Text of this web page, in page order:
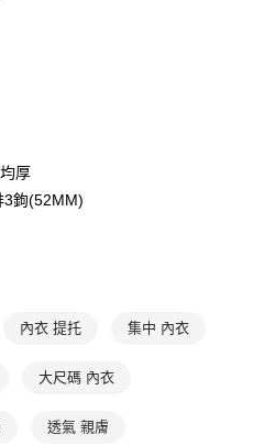
」後，將跳轉至「AFTEE先享後付」
，即可完成結帳。
此簡訊中的連結，可透過四大超商／
，方視為交易完成。
繳費，但若您需要取消訂單，請聯絡
單仍視為有效，需透過AFTEE先享
」之結帳頁面顯示為準，若有關於
「AFTEE先享後付」服務完成之交
配客嘉循環箱包裝寄出
運費
免運費
免運費
免運費
)免運費
厚
3鉤(52MM)
內衣 提托 集中 內衣
大尺碼 內衣
透氣 親膚